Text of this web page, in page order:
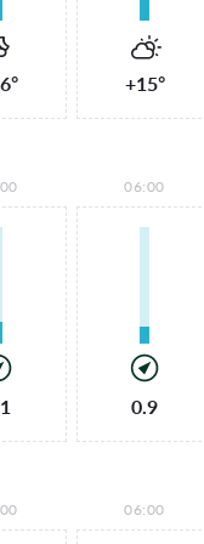
+15°
06:00
0.9
06:00